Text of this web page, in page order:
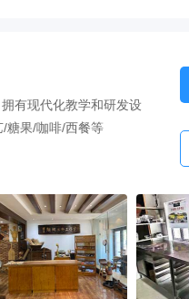
有现代化教学和研发设
糖果/咖啡/西餐等